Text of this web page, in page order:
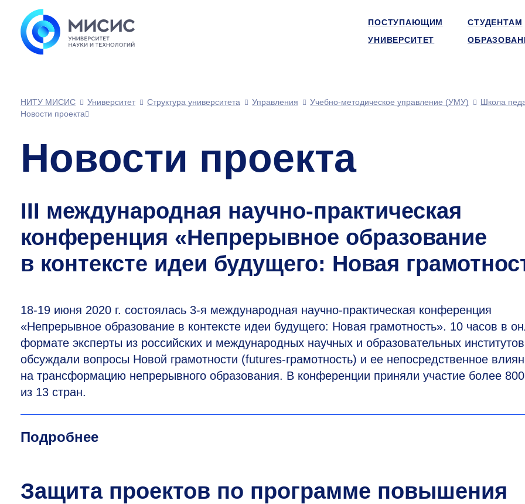
ПОСТУПАЮЩИМ СТУДЕНТАМ
УНИВЕРСИТЕТ
НИТУ МИСИС Университет Структура университета Управления Учебно-методическое управление (УМУ) Школа
Новости проекта
Новости проекта
III международная научно-практическая
конференция «Непрерывное образование
в контексте идеи будущего: Новая
18-19 июня 2020 г. состоялась 3-я международная научно-практическая конференция
«Непрерывное образование в контексте идеи будущего: Новая грамотность». 10 часов в
формате эксперты из российских и международных научных и образовательных институтов
обсуждали вопросы Новой грамотности (futures-грамотность) и ее непосредственное
на трансформацию непрерывного образования. В конференции приняли участие более
из 13 стран.
Подробнее
Защита проектов по программе повышения